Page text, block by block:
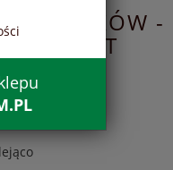
I PTAKÓW -